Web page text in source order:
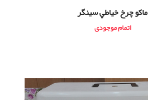
ماكو چرخ خياطي سينگر
اتمام موجودی